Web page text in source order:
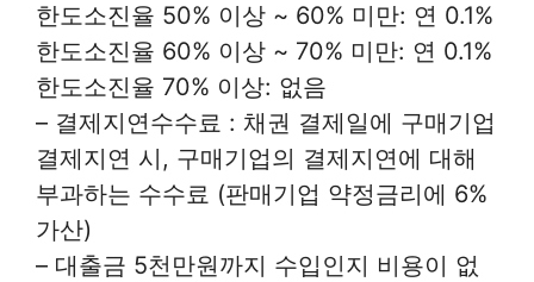
한도소진율 50% 이상 ~ 60% 미만: 연 0.1%
한도소진율 60% 이상 ~ 70% 미만: 연 0.1%
한도소진율 70% 이상: 없음
– 결제지연수수료 : 채권 결제일에 구매기업
결제지연 시, 구매기업의 결제지연에 대해
부과하는 수수료 (판매기업 약정금리에 6%
가산)
– 대출금 5천만원까지 수입인지 비용이 없